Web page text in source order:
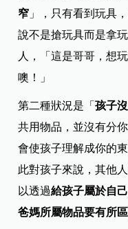
窄 」，只有看到玩具
說不是搶玩具而是拿
人，「這是哥哥，想
噢！」
第二種狀況是「孩子
共用物品，並沒有分
會使孩子理解成你的
此對孩子來說，其他
以透過給孩子屬於自
爸媽所屬物品要有所